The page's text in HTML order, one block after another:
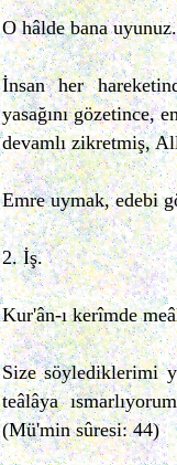
O hâlde bana
İnsan her
yasağını gözetince,
devamlı zikretmiş,
Emre uymak, edebi
2. İş.
Kur'ân-ı kerîmde
Size söylediklerimi
teâlâya
(Mü'min sûresi: 44)